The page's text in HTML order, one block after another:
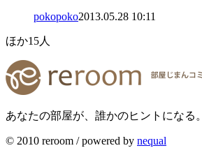
pokopoko2013.05.28 10:11
ほか15人
あなたの部屋が、誰かのヒントになる。
© 2010 reroom / powered by nequal